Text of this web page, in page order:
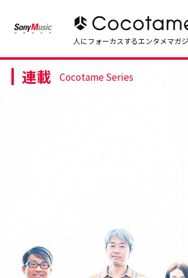
トップ Top
JP EN
人にフォーカスするエンタメマガ
連載 Cocotame Series